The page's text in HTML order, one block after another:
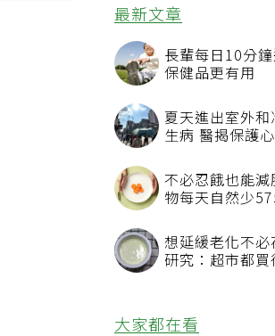
最新文章
長輩每日10分
保健品更有用
夏天進出室外
生病 醫揭保護
不必忍餓也能
物每天自然少
想延緩老化不
研究：超市都
大家都在看